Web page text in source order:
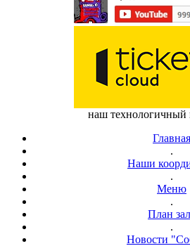
наш технологичный
Главная
.
Наши
.
Меню
.
План
.
Новости